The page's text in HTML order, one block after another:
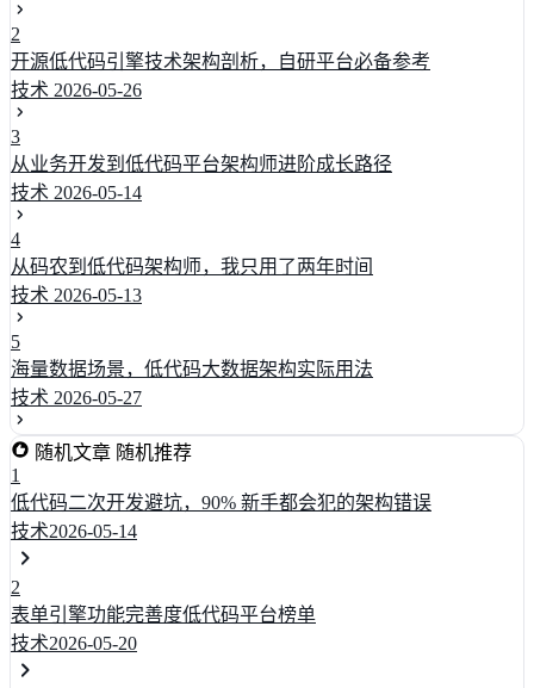
2
开源低代码引擎技术架构剖析，自研平台必备参考
技术 2026-05-26
3
从业务开发到低代码平台架构师进阶成长路径
技术 2026-05-14
4
从码农到低代码架构师，我只用了两年时间
技术 2026-05-13
5
海量数据场景，低代码大数据架构实际用法
技术 2026-05-27
随机文章 随机推荐
1
低代码二次开发避坑，90% 新手都会犯的架构错误
技术2026-05-14
2
表单引擎功能完善度低代码平台榜单
技术2026-05-20